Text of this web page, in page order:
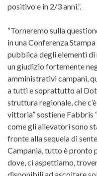
positivo e in 2/3 anni.”.
“Torneremo sulla
in una Conferenza
pubblica degli elementi
un giudizio fortemente
amministrativi campani,
a tutti e soprattutto al
struttura regionale, che
vittoria” sostiene Fabbris
come gli allevatori sono
fronte alla sequela di
Campania, tutto è pronto
dove, ci aspettiamo,